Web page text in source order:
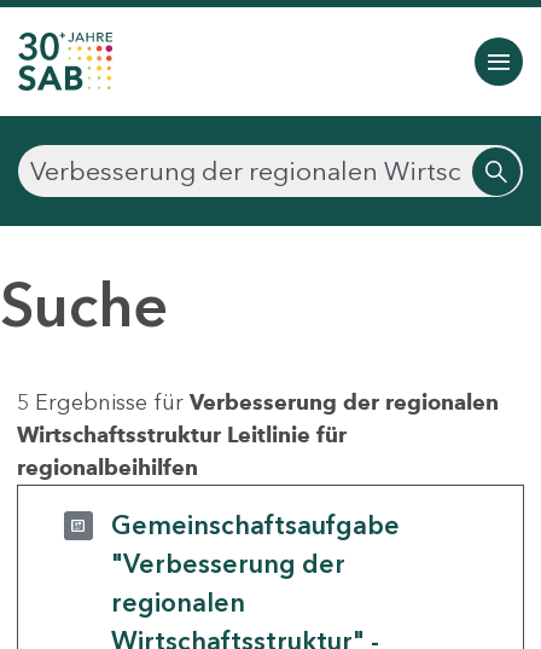
Suche
5 Ergebnisse für Verbesserung der regionalen
Wirtschaftsstruktur Leitlinie für
regionalbeihilfen
Gemeinschaftsaufgabe
"Verbesserung der
regionalen
Wirtschaftsstruktur" -